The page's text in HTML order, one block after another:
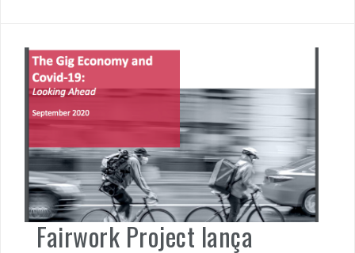
Fairwork Project lança